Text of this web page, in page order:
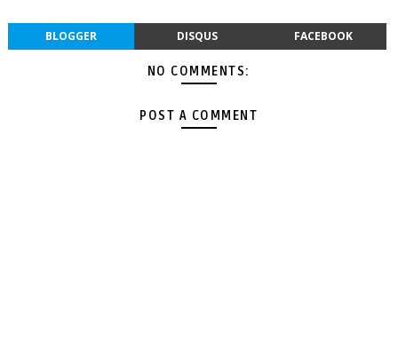
BLOGGER DISQUS FACEBOOK
NO COMMENTS:
POST A COMMENT